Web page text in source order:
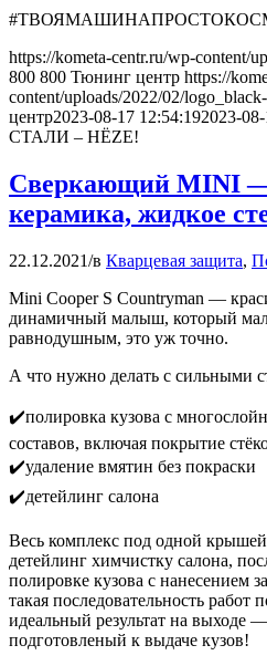
https://kometa-centr.ru/wp-content/
800 800 Тюнинг центр https://
content/uploads/2022/02/
центр2023-08-17 12:54:192023-
СТАЛИ – HËZE!
Сверкающий MINI —
керамика, жидкое
22.12.2021/в Кварцевая защита,
Mini Cooper S Countryman —
динамичный малыш, который
равнодушным, это уж точно.
А что нужно делать с сильными
✔️полировка кузова с
составов, включая покрытие
✔️удаление вмятин без покраски
✔️детейлинг салона
Весь комплекс под одной
детейлинг химчистку салона,
полировке кузова с нанесением
такая последовательность работ
идеальный результат на выходе
подготовленый к выдаче кузов!